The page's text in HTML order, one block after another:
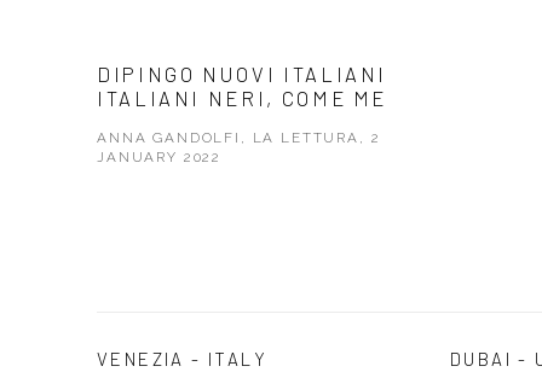
DIPINGO NUOVI ITALIANI
ITALIANI NERI, COME ME
ANNA GANDOLFI, LA LETTURA, 2
JANUARY 2022
VENEZIA - ITALY DUBAI -